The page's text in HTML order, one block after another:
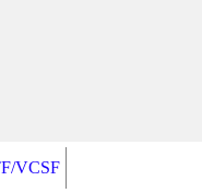
VCSF